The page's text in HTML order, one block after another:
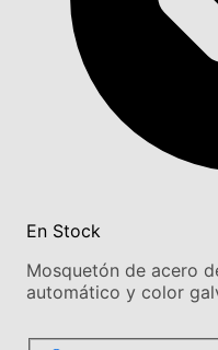
En Stock
Mosquetón de acero
automático y color